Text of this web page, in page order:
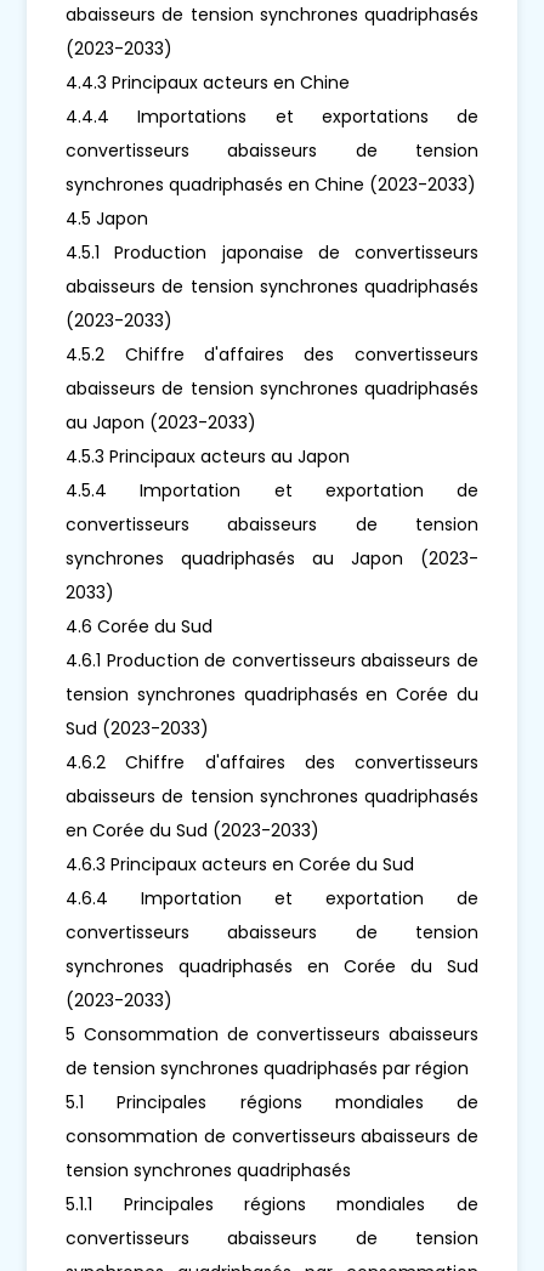
abaisseurs de tension synchrones quadriphasés
(2023-2033)
4.4.3 Principaux acteurs en Chine
4.4.4 Importations et exportations de
convertisseurs abaisseurs de tension
synchrones quadriphasés en Chine (2023-2033)
4.5 Japon
4.5.1 Production japonaise de convertisseurs
abaisseurs de tension synchrones quadriphasés
(2023-2033)
4.5.2 Chiffre d'affaires des convertisseurs
abaisseurs de tension synchrones quadriphasés
au Japon (2023-2033)
4.5.3 Principaux acteurs au Japon
4.5.4 Importation et exportation de
convertisseurs abaisseurs de tension
synchrones quadriphasés au Japon (2023-
2033)
4.6 Corée du Sud
4.6.1 Production de convertisseurs abaisseurs de
tension synchrones quadriphasés en Corée du
Sud (2023-2033)
4.6.2 Chiffre d'affaires des convertisseurs
abaisseurs de tension synchrones quadriphasés
en Corée du Sud (2023-2033)
4.6.3 Principaux acteurs en Corée du Sud
4.6.4 Importation et exportation de
convertisseurs abaisseurs de tension
synchrones quadriphasés en Corée du Sud
(2023-2033)
5 Consommation de convertisseurs abaisseurs
de tension synchrones quadriphasés par région
5.1 Principales régions mondiales de
consommation de convertisseurs abaisseurs de
tension synchrones quadriphasés
5.1.1 Principales régions mondiales de
convertisseurs abaisseurs de tension